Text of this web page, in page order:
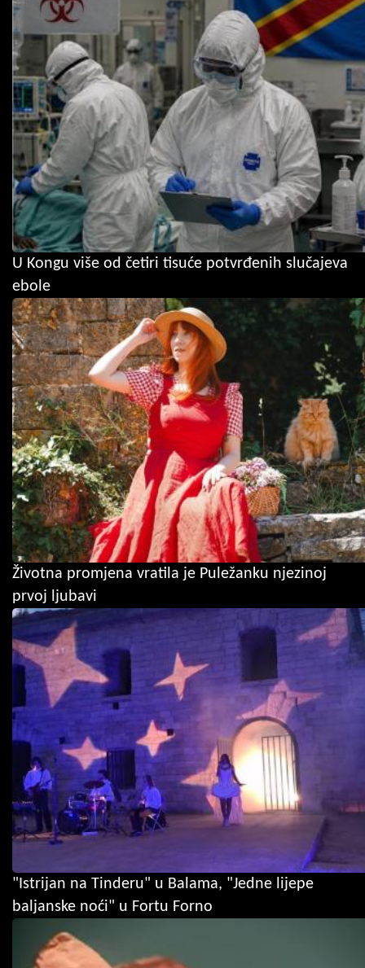
U Kongu više od četiri tisuće potvrđenih slučajeva
ebole
Životna promjena vratila je Puležanku njezinoj
prvoj ljubavi
"Istrijan na Tinderu" u Balama, "Jedne lijepe
baljanske noći" u Fortu Forno